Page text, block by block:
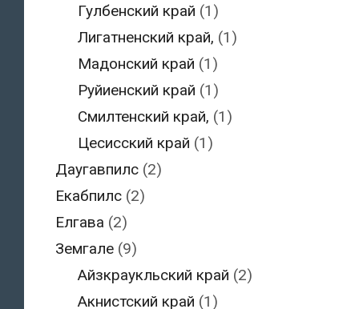
Гулбенский край (1)
Лигатненский край, (1)
Мадонский край (1)
Руйиенский край (1)
Смилтенский край, (1)
Цесисский край (1)
Даугавпилс(2)
Екабпилс(2)
Елгава (2)
Земгале(9)
Айзкраукльский край (2)
Акнистский край (1)